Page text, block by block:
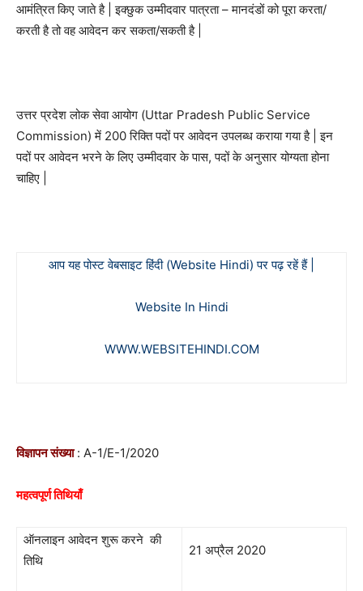
आमंत्रित किए जाते है | इक्छुक उम्मीदवार पात्रता – मानदंडों को पूरा करता/
करती है तो वह आवेदन कर सकता/सकती है |
उत्तर प्रदेश लोक सेवा आयोग (Uttar Pradesh Public Service
Commission) में 200 रिक्ति पदों पर आवेदन उपलब्ध कराया गया है | इन
पदों पर आवेदन भरने के लिए उम्मीदवार के पास, पदों के अनुसार योग्यता होना
चाहिए |
आप यह पोस्ट वेबसाइट हिंदी (Website Hindi) पर पढ़ रहें हैं |
Website In Hindi
WWW.WEBSITEHINDI.COM
विज्ञापन संख्या: A-1/E-1/2020
महत्वपूर्ण तिथियाँ
ऑनलाइन आवेदन शुरू करने की
तिथि
21 अप्रैल 2020